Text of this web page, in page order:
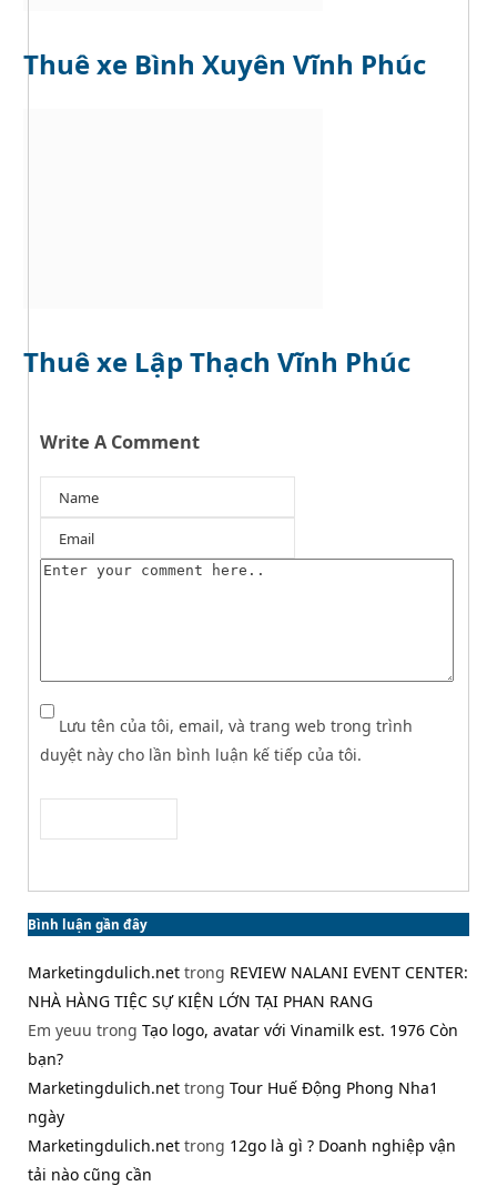
Thuê xe Bình Xuyên Vĩnh Phúc
Thuê xe Lập Thạch Vĩnh Phúc
Write A Comment
Lưu tên của tôi, email, và trang web trong trình
duyệt này cho lần bình luận kế tiếp của tôi.
Bình luận gần đây
Marketingdulich.net trong REVIEW NALANI EVENT CENTER:
NHÀ HÀNG TIỆC SỰ KIỆN LỚN TẠI PHAN RANG
Em yeuu trong Tạo logo, avatar với Vinamilk est. 1976 Còn
bạn?
Marketingdulich.net trong Tour Huế Động Phong Nha1
ngày
Marketingdulich.net trong 12go là gì ? Doanh nghiệp vận
tải nào cũng cần